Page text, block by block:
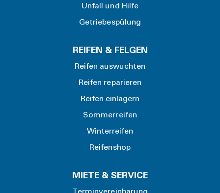
Unfall und Hilfe
Getriebespülung
REIFEN & FELGEN
Reifen auswuchten
Reifen reparieren
Reifen einlagern
Sommerreifen
Winterreifen
Reifenshop
MIETE & SERVICE